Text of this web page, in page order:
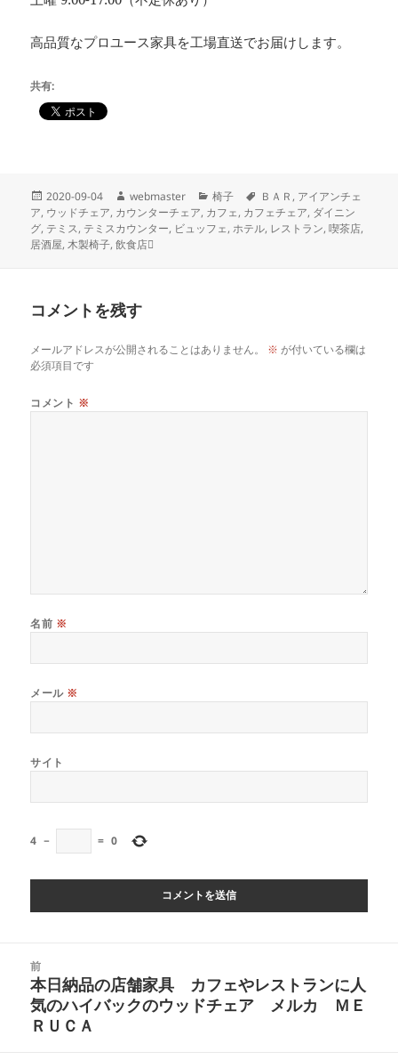
高品質なプロユース家具を工場直送でお届けします。
共有:
投
稿
日:
2020-09-04
作
成
者
webmaster
カ
テ
ゴ
椅子
タ
グ
ＢＡＲ , アイアンチェ
ア, ウッドチェア, カウンターチェア, カフェ, カフェチェア, ダイニン
グ, テミス, テミスカウンター, ビュッフェ,ホテル, レストラン,喫茶店,
居酒屋,木製椅子,飲食店
コメントを残す
メールアドレスが公開されることはありません。 ※ が付いている欄は
必須項目です
コメント ※
名前 ※
メール ※
サイト
4 − = 0
前
前
の
投
本日納品の店舗家具 カフェやレストランに人
気のハイバックのウッドチェア メルカ ＭＥ
ＲＵＣＡ